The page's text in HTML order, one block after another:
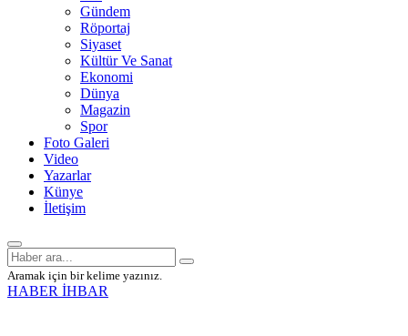
Gündem
Röportaj
Siyaset
Kültür Ve Sanat
Ekonomi
Dünya
Magazin
Spor
Foto Galeri
Video
Yazarlar
Künye
İletişim
Aramak için bir kelime yazınız.
HABER İHBAR